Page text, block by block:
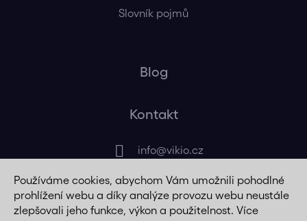
Používáme cookies, abychom Vám umožnili pohodlné
prohlížení webu a díky analýze provozu webu neustále
zlepšovali jeho funkce, výkon a použitelnost. Více
Slovník pojmů
Blog
Kontakt
info@vikio.cz
+420 725 320 508